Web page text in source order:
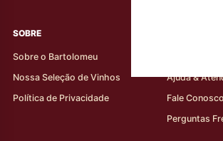
SOBRE
Sobre o Bartolomeu
Nossa Seleção de Vinhos
Política de Privacidade
Ajuda &
Fale Conosco
Perguntas